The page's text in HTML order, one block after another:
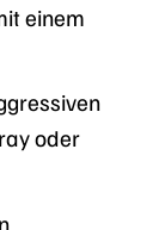
einem
oder